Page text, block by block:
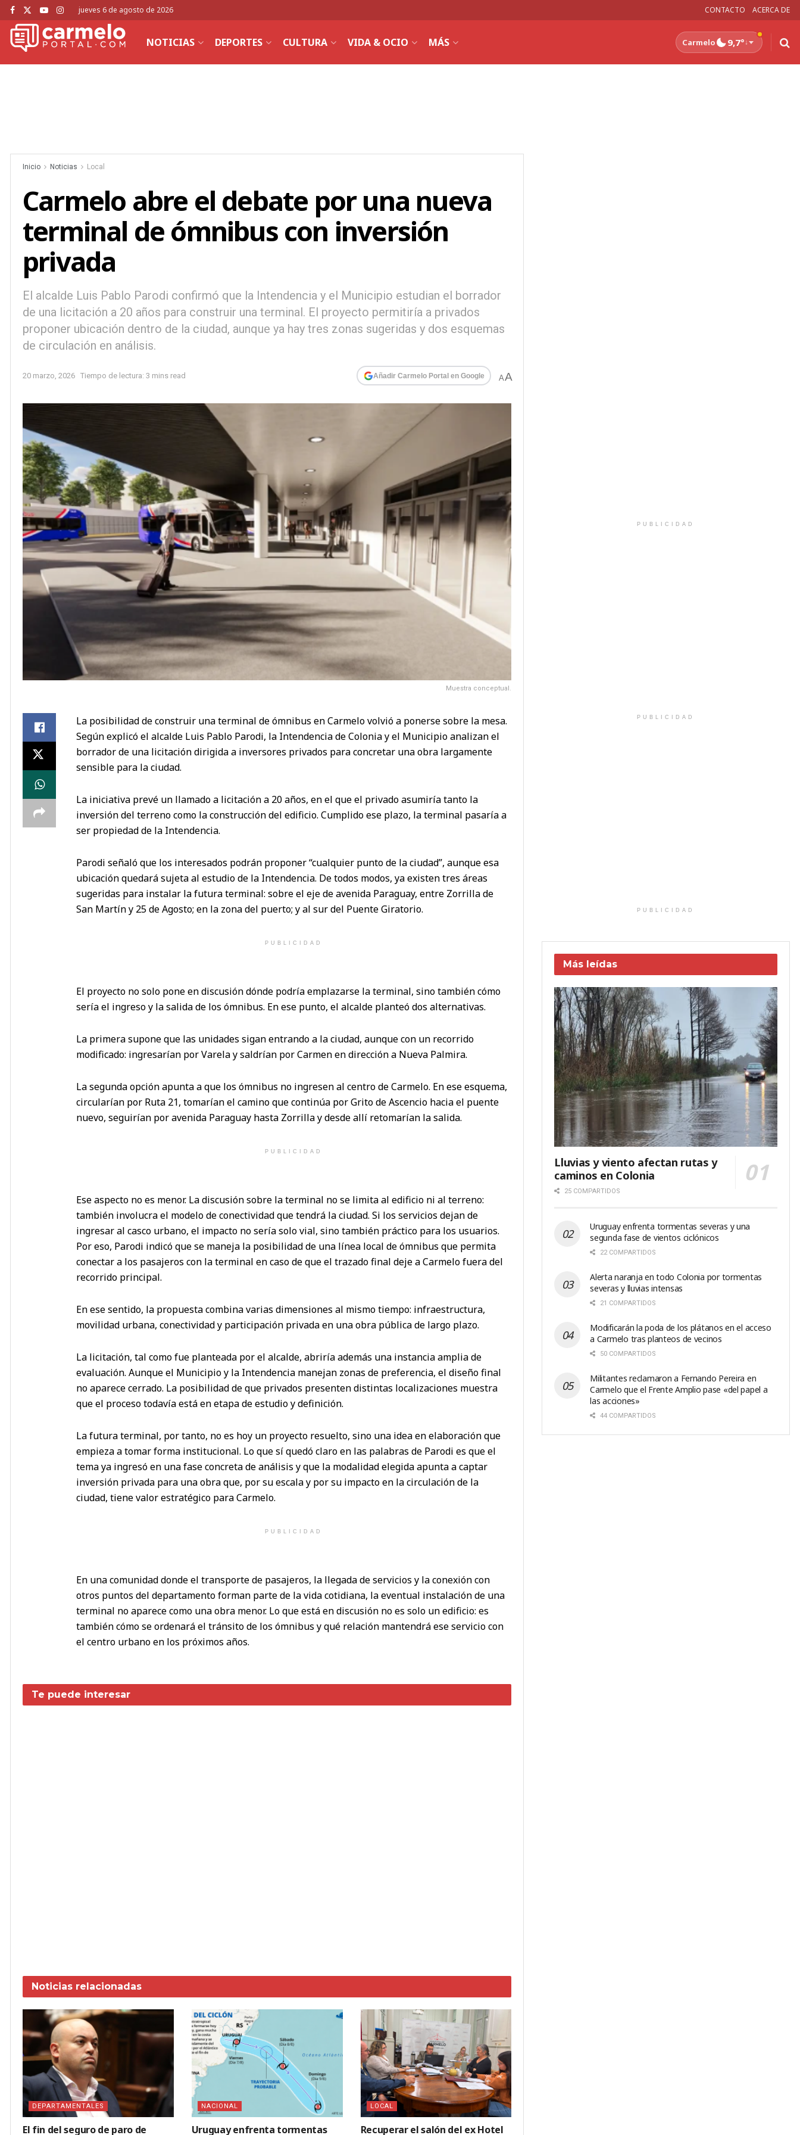
jueves 6 de agosto de 2026 CONTACTO ACERCA DE
NOTICIAS DEPORTES CULTURA VIDA & OCIO MÁS Carmelo 9,7°↓
Inicio Noticias Local
Carmelo abre el debate por una nueva
terminal de ómnibus con inversión
privada
El alcalde Luis Pablo Parodi confirmó que la Intendencia y el Municipio estudian el borrador
de una licitación a 20 años para construir una terminal. El proyecto permitiría a privados
proponer ubicación dentro de la ciudad, aunque ya hay tres zonas sugeridas y dos esquemas
de circulación en análisis.
20 marzo, 2026 Tiempo de lectura: 3 mins read Añadir Carmelo Portal en Google AA
Muestra conceptual.
La posibilidad de construir una terminal de ómnibus en Carmelo volvió a ponerse sobre la mesa.
Según explicó el alcalde Luis Pablo Parodi, la Intendencia de Colonia y el Municipio analizan el
borrador de una licitación dirigida a inversores privados para concretar una obra largamente
sensible para la ciudad.
La iniciativa prevé un llamado a licitación a 20 años, en el que el privado asumiría tanto la
inversión del terreno como la construcción del edificio. Cumplido ese plazo, la terminal pasaría a
ser propiedad de la Intendencia.
Parodi señaló que los interesados podrán proponer “cualquier punto de la ciudad”, aunque esa
ubicación quedará sujeta al estudio de la Intendencia. De todos modos, ya existen tres áreas
sugeridas para instalar la futura terminal: sobre el eje de avenida Paraguay, entre Zorrilla de
San Martín y 25 de Agosto; en la zona del puerto; y al sur del Puente Giratorio.
PUBLICIDAD
El proyecto no solo pone en discusión dónde podría emplazarse la terminal, sino también cómo
sería el ingreso y la salida de los ómnibus. En ese punto, el alcalde planteó dos alternativas.
La primera supone que las unidades sigan entrando a la ciudad, aunque con un recorrido
modificado: ingresarían por Varela y saldrían por Carmen en dirección a Nueva Palmira.
La segunda opción apunta a que los ómnibus no ingresen al centro de Carmelo. En ese esquema,
circularían por Ruta 21, tomarían el camino que continúa por Grito de Ascencio hacia el puente
nuevo, seguirían por avenida Paraguay hasta Zorrilla y desde allí retomarían la salida.
PUBLICIDAD
Ese aspecto no es menor. La discusión sobre la terminal no se limita al edificio ni al terreno:
también involucra el modelo de conectividad que tendrá la ciudad. Si los servicios dejan de
ingresar al casco urbano, el impacto no sería solo vial, sino también práctico para los usuarios.
Por eso, Parodi indicó que se maneja la posibilidad de una línea local de ómnibus que permita
conectar a los pasajeros con la terminal en caso de que el trazado final deje a Carmelo fuera del
recorrido principal.
En ese sentido, la propuesta combina varias dimensiones al mismo tiempo: infraestructura,
movilidad urbana, conectividad y participación privada en una obra pública de largo plazo.
La licitación, tal como fue planteada por el alcalde, abriría además una instancia amplia de
evaluación. Aunque el Municipio y la Intendencia manejan zonas de preferencia, el diseño final
no aparece cerrado. La posibilidad de que privados presenten distintas localizaciones muestra
que el proceso todavía está en etapa de estudio y definición.
La futura terminal, por tanto, no es hoy un proyecto resuelto, sino una idea en elaboración que
empieza a tomar forma institucional. Lo que sí quedó claro en las palabras de Parodi es que el
tema ya ingresó en una fase concreta de análisis y que la modalidad elegida apunta a captar
inversión privada para una obra que, por su escala y por su impacto en la circulación de la
ciudad, tiene valor estratégico para Carmelo.
PUBLICIDAD
En una comunidad donde el transporte de pasajeros, la llegada de servicios y la conexión con
otros puntos del departamento forman parte de la vida cotidiana, la eventual instalación de una
terminal no aparece como una obra menor. Lo que está en discusión no es solo un edificio: es
también cómo se ordenará el tránsito de los ómnibus y qué relación mantendrá ese servicio con
el centro urbano en los próximos años.
Te puede interesar
Noticias relacionadas
DEPARTAMENTALES
El fin del seguro de paro de
NACIONAL
Uruguay enfrenta tormentas
LOCAL
Recuperar el salón del ex Hotel
PUBLICIDAD
PUBLICIDAD
PUBLICIDAD
Más leídas
Lluvias y viento afectan rutas y
caminos en Colonia
25 COMPARTIDOS
Uruguay enfrenta tormentas severas y una
segunda fase de vientos ciclónicos
22 COMPARTIDOS
Alerta naranja en todo Colonia por tormentas
severas y lluvias intensas
21 COMPARTIDOS
Modificarán la poda de los plátanos en el acceso
a Carmelo tras planteos de vecinos
50 COMPARTIDOS
Militantes reclamaron a Fernando Pereira en
Carmelo que el Frente Amplio pase «del papel a
las acciones»
44 COMPARTIDOS